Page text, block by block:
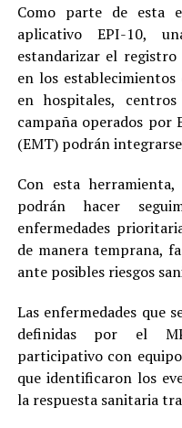
Como parte de esta
aplicativo EPI-10,
estandarizar el
en los establecimientos
en hospitales,
campaña operados por
(EMT) podrán
Con esta
podrán hacer
enfermedades
de manera temprana,
ante posibles riesgos
Las enfermedades que
definidas por el
participativo con
que identificaron los
la respuesta sanitaria